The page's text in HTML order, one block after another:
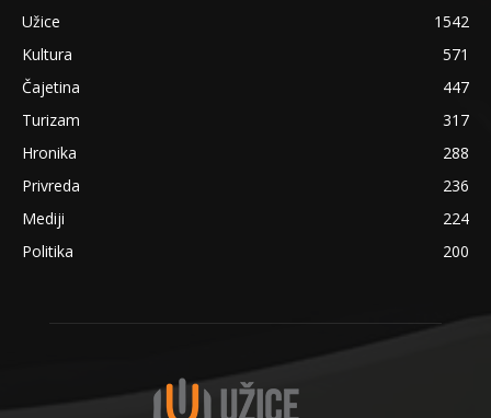
Užice
1542
Kultura
571
Čajetina
447
Turizam
317
Hronika
288
Privreda
236
Mediji
224
Politika
200